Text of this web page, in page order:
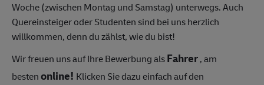
Woche (zwischen Montag und Samstag) unterwegs.Auch
Quereinsteiger oder Studenten sind bei uns herzlich
willkommen, denn du zählst, wie du bist!
Wir freuen uns auf Ihre Bewerbung alsFahrer, am
bestenonline! Klicken Sie dazu einfach auf den